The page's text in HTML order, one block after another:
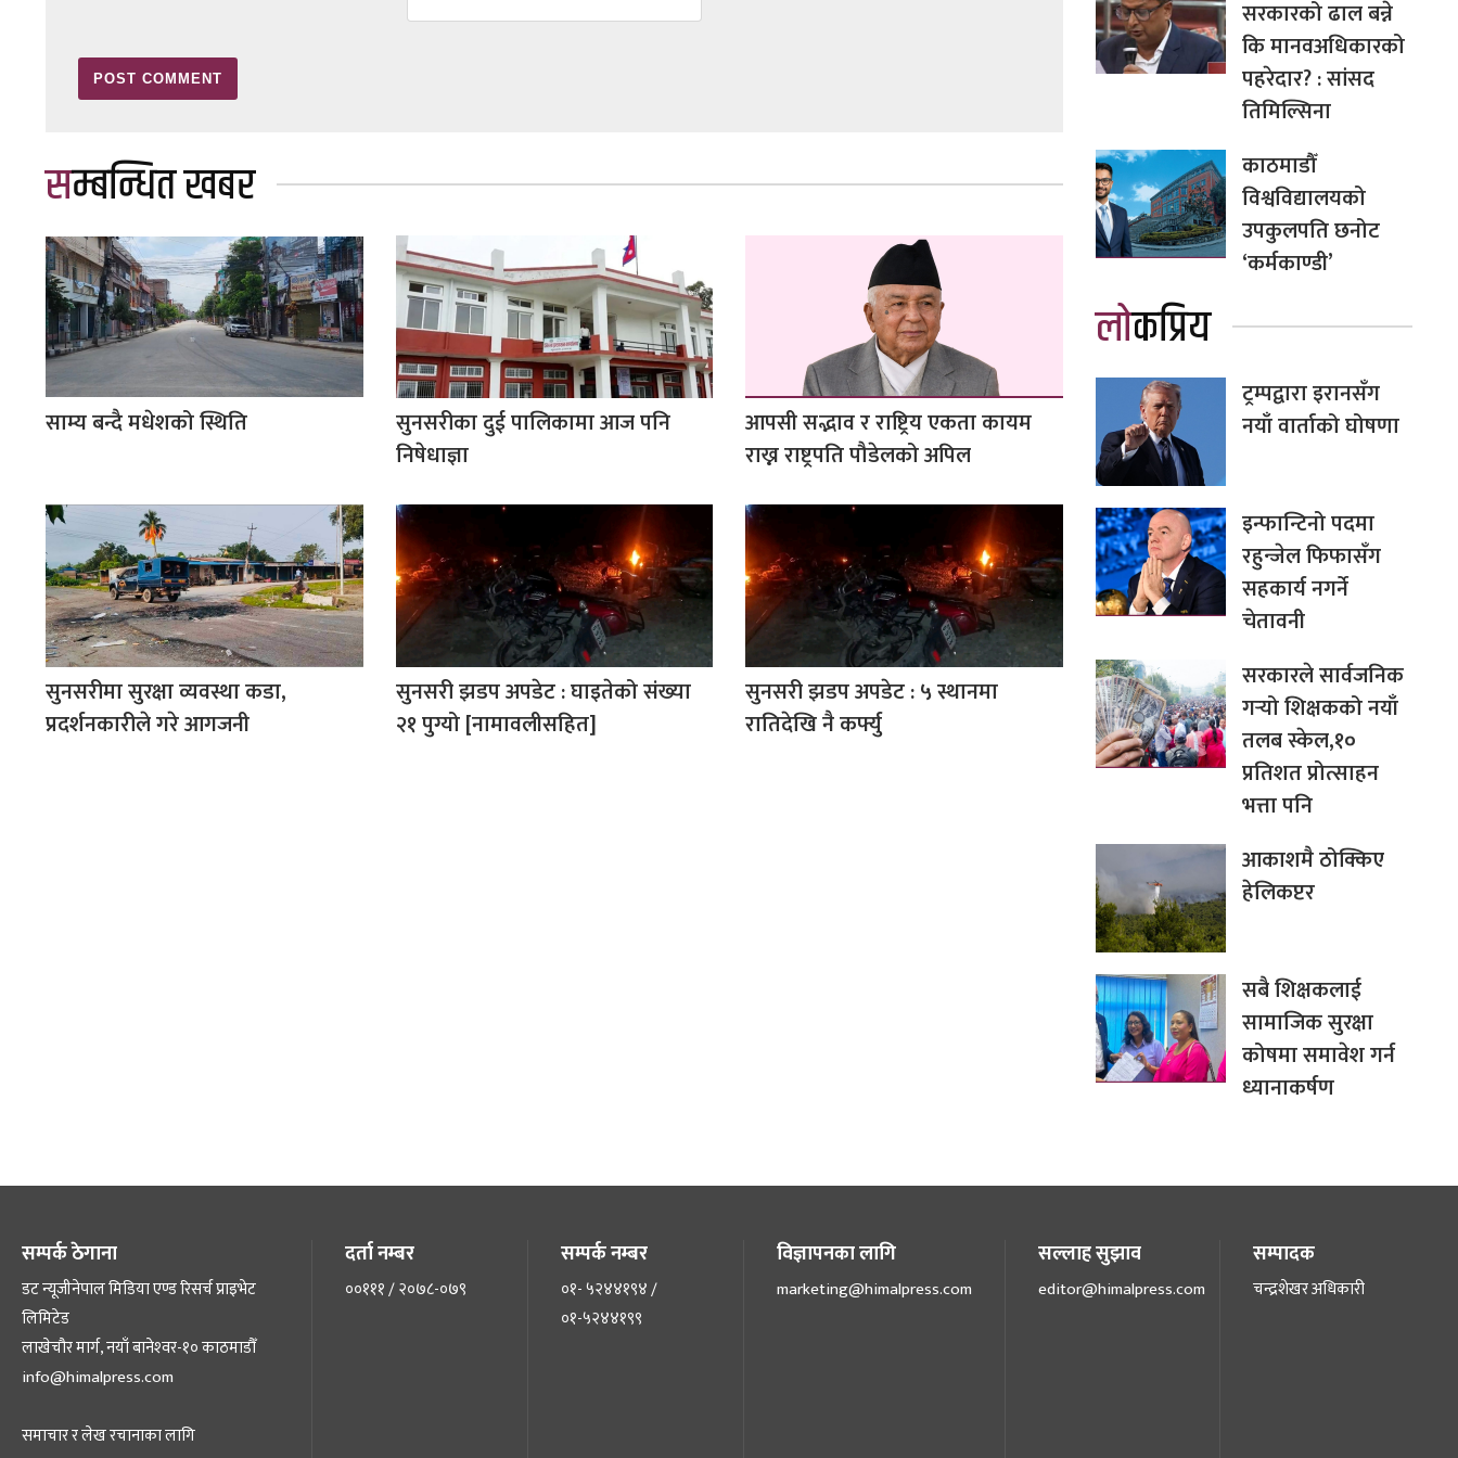
सम्बन्धित खबर
साम्य बन्दै मधेशको स्थिति
सुनसरीका दुई पालिकामा आज पनि
निषेधाज्ञा
आपसी सद्भाव र राष्ट्रिय एकता कायम
राख्न राष्ट्रपति पौडेलको अपिल
सुनसरीमा सुरक्षा व्यवस्था कडा,
प्रदर्शनकारीले गरे आगजनी
सुनसरी झडप अपडेट : घाइतेको संख्या
२१ पुग्यो [नामावलीसहित]
सुनसरी झडप अपडेट : ५ स्थानमा
रातिदेखि नै कर्फ्यु
सरकारको ढाल बन्ने
कि मानवअधिकारको
पहरेदार? : सांसद
तिमिल्सिना
काठमाडौँ
विश्वविद्यालयको
उपकुलपति छनोट
‘कर्मकाण्डी’
लोकप्रिय
ट्रम्पद्वारा इरानसँग
नयाँ वार्ताको घोषणा
इन्फान्टिनो पदमा
रहुन्जेल फिफासँग
सहकार्य नगर्ने
चेतावनी
सरकारले सार्वजनिक
गर्‍यो शिक्षकको नयाँ
तलब स्केल,१०
प्रतिशत प्रोत्साहन
भत्ता पनि
आकाशमै ठोक्किए
हेलिकप्टर
सबै शिक्षकलाई
सामाजिक सुरक्षा
कोषमा समावेश गर्न
ध्यानाकर्षण
सम्पर्क ठेगाना
डट न्यूजीनेपाल मिडिया एण्ड रिसर्च प्राइभेट
लिमिटेड
लाखेचौर मार्ग, नयाँ बानेश्‍वर-१० काठमाडौँ
info@himalpress.com
समाचार र लेख रचानाका लागि
दर्ता नम्बर
००१११ / २०७८-०७९
सम्पर्क नम्बर
०१- ५२४४१९४ /
०१-५२४४१९९
विज्ञापनका लागि
marketing@himalpress.com
सल्लाह सुझाव
editor@himalpress.com
सम्पादक
चन्द्रशेखर अधिकारी